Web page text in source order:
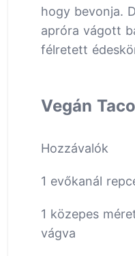
hogy bevonja.
apróra vágott
félretett
Vegán
Hozzávalók
1 evőkanál
1 közepes
vágva